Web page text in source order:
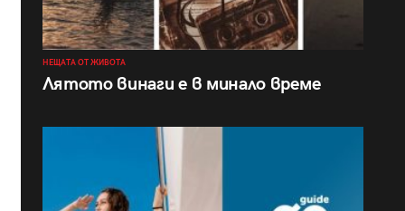
НЕЩАТА ОТ ЖИВОТА
Лятото винаги е в минало време